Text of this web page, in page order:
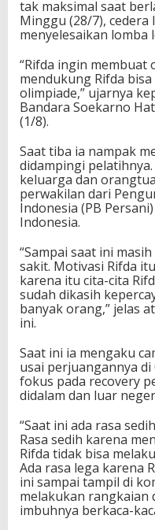
tak maksimal saat
Minggu (28/7), cedera
menyelesaikan lomba
“Rifda ingin
mendukung Rifda
olimpiade,” ujarnya
Bandara Soekarno
(1/8).
Saat tiba ia nampak
didampingi
keluarga dan
perwakilan dari
Indonesia (PB
Indonesia.
“Sampai saat ini
sakit. Motivasi Rifda
karena itu cita-cita
sudah dikasih
banyak orang,” jelas
ini.
Saat ini ia mengaku
usai perjuangannya di
fokus pada recovery
didalam dan luar
“Saat ini ada rasa
Rasa sedih karena
Rifda tidak bisa
Ada rasa lega karena
ini sampai tampil di
melakukan rangkaian
imbuhnya berkaca-